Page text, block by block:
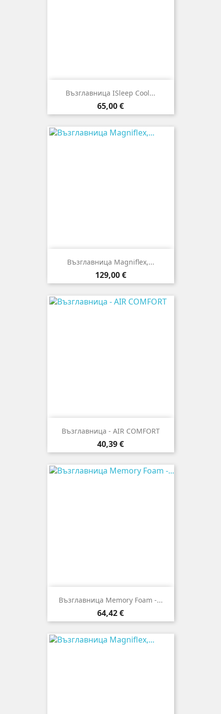
Възглавница ISleep Cool...
Цена
65,00 €
Възглавница Magniflex,...
Цена
129,00 €
Възглавница - AIR COMFORT
Цена
40,39 €
Възглавница Memory Foam -...
Цена
64,42 €